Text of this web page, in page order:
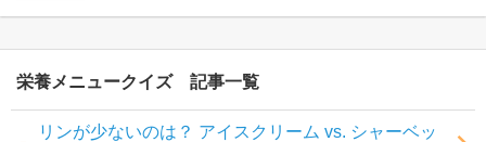
栄養メニュークイズ
リンが少ないのは？ アイスクリーム vs. シャーベッ